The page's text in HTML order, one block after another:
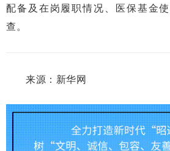
配备及在岗履职情况、医保基金
查。
来源：新华网